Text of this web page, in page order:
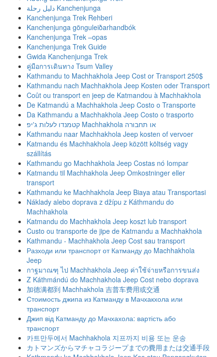
دليل رحلة Kanchenjunga
Kanchenjunga Trek Rehberi
Kanchenjunga gönguleiðarhandbók
Kanchenjunga Trek –opas
Kanchenjunga Trek Guide
Gwida Kanchenjunga Trek
คู่มือการเดินทาง Tsum Valley
Kathmandu to Machhakhola Jeep Cost or Transport 250$
Kathmandu nach Machhakhola Jeep Kosten oder Transport
Coût ou transport en jeep de Katmandou à Machhakhola
De Katmandú a Machhakhola Jeep Costo o Transporte
Da Kathmandu a Machhakhola Jeep Costo o trasporto
קטמנדו לעלות ג'יפ Machhakhola או תחבורה
Kathmandu naar Machhakhola Jeep kosten of vervoer
Katmandu és Machhakhola Jeep között költség vagy
szállítás
Kathmandu go Machhakhola Jeep Costas nó Iompar
Katmandu til Machhakhola Jeep Omkostninger eller
transport
Kathmandu ke Machhakhola Jeep Biaya atau Transportasi
Náklady alebo doprava z džípu z Káthmandu do
Machhakhola
Katmandu do Machhakhola Jeep koszt lub transport
Custo ou transporte de jipe de Katmandu a Machhakhola
Kathmandu - Machhakhola Jeep Cost sau transport
Разходи или транспорт от Катманду до Machhakhola
Jeep
กาฐมาณฑุ ไป Machhakhola Jeep ค่าใช้จ่ายหรือการขนส่ง
Z Káthmándú do Machhakhola Jeep Cost nebo doprava
加德满都到 Machhakhola 吉普车费用或交通
Стоимость джипа из Катманду в Мачхакхола или
транспорт
Джип від Катманду до Мачхахола: вартість або
транспорт
카트만두에서 Machhakhola 지프까지 비용 또는 운송
カトマンズからマチャコラジープまでの費用または交通手段